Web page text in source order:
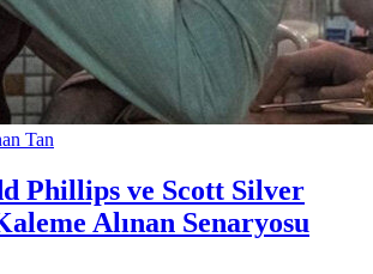
Tan
Phillips ve Scott Silver
Alınan Senaryosu